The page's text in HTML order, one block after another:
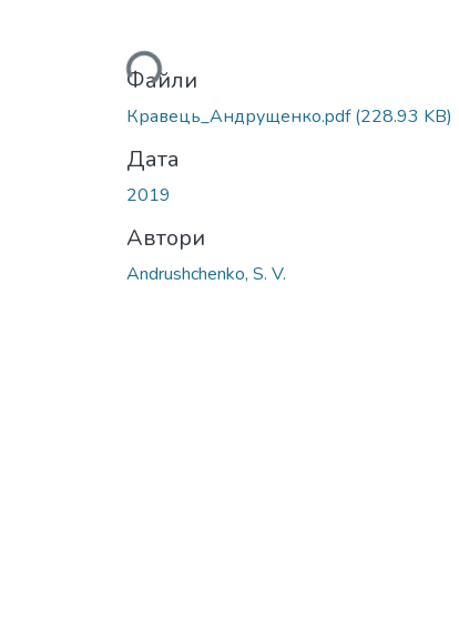
Вантажиться...Файли
Кравець_Андрущенко.pdf(228.93 KB)
Дата
2019
Автори
Andrushchenko, S. V.